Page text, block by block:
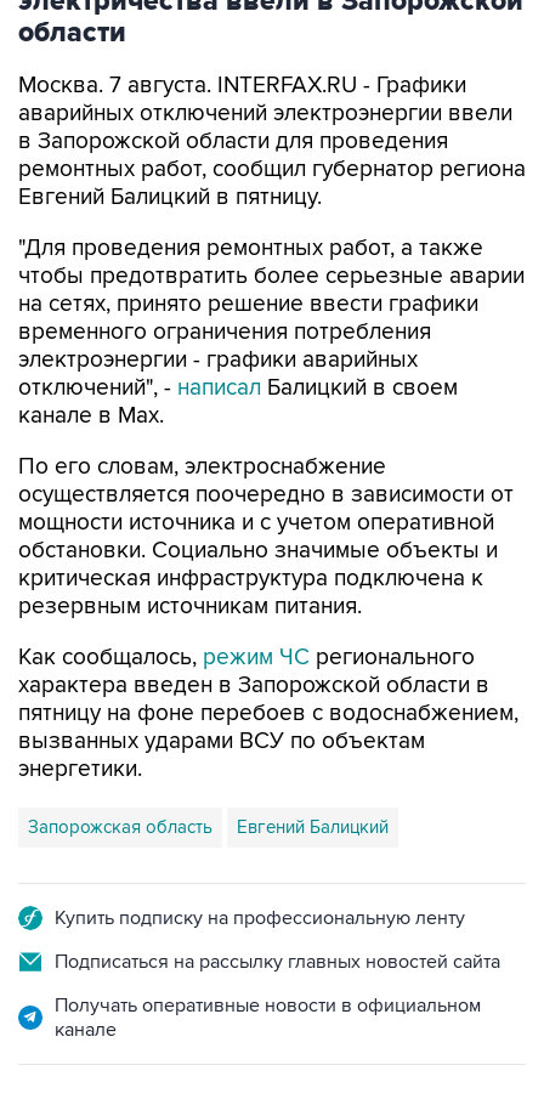
Москва. 7 августа. INTERFAX.RU - Графики
в Запорожской области для проведения
ремонтных работ, сообщил губернатор региона
Евгений Балицкий в пятницу.
"Для проведения ремонтных работ, а также
на сетях, принято решение ввести графики
временного ограничения потребления
электроэнергии - графики аварийных
отключений", -написалБалицкий в своем
канале в Max.
По его словам, электроснабжение
мощности источника и с учетом оперативной
обстановки. Социально значимые объекты и
критическая инфраструктура подключена к
резервным источникам питания.
Как сообщалось,режим ЧСрегионального
пятницу на фоне перебоев с водоснабжением,
вызванных ударами ВСУ по объектам
энергетики.
Запорожская область
Подписаться на рассылку главных новостей сайта
Получать оперативные новости в официальном
канале
НОВОСТИ ПО ТЕМЕ